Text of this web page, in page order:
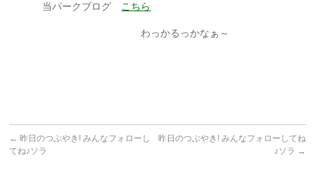
当パークブログ こちら
わっかるっかなぁ～
← 昨日のつぶやき! みんなフォローし
てね♪ソラ
昨日のつぶやき! みんなフォローしてね
♪ソラ →